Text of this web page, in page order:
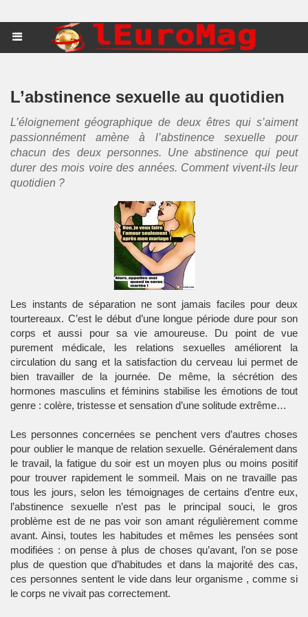
L’abstinence sexuelle au quotidien
L’éloignement géographique de deux êtres qui s’aiment
passionnément amène à l’abstinence sexuelle pour
chacun des deux personnes. Une abstinence qui peut
durer des mois voire des années. Comment vivent-ils leur
quotidien ?
Les instants de séparation ne sont jamais faciles pour deux
tourtereaux. C’est le début d’une longue période dure pour son
corps et aussi pour sa vie amoureuse. Du point de vue
purement médicale, les relations sexuelles améliorent la
circulation du sang et la satisfaction du cerveau lui permet de
bien travailler de la journée. De même, la sécrétion des
hormones masculins et féminins stabilise les émotions de tout
genre : colère, tristesse et sensation d’une solitude extrême…
Les personnes concernées se penchent vers d’autres choses
pour oublier le manque de relation sexuelle. Généralement dans
le travail, la fatigue du soir est un moyen plus ou moins positif
pour trouver rapidement le sommeil. Mais on ne travaille pas
tous les jours, selon les témoignages de certains d’entre eux,
l’abstinence sexuelle n’est pas le principal souci, le gros
problème est de ne pas voir son amant régulièrement comme
avant. Ainsi, toutes les habitudes et mêmes les pensées sont
modifiées : on pense à plus de choses qu’avant, l’on se pose
plus de question que d’habitudes et dans la majorité des cas,
ces personnes sentent le vide dans leur organisme , comme si
le corps ne vivait pas correctement.